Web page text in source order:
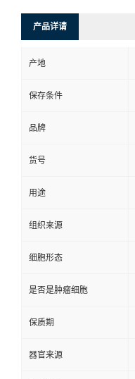
产品详请
产地
保存条件
品牌
货号
用途
组织来源
细胞形态
是否是肿瘤细胞
保质期
器官来源